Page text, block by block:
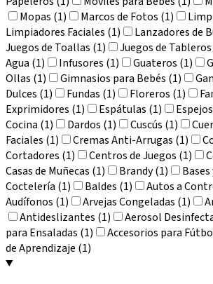
Mopas (1)
Marcos de Fotos (1)
Limpiadores Faciales (1)
Lanzadores de
Juegos de Toallas (1)
Juegos de
Agua (1)
Infusores (1) Guateros (1)
Ollas (1)
Gimnasios para Bebés (1)
Dulces (1)
Fundas (1) Floreros (1)
Exprimidores (1)
Espátulas (1)
Cocina (1)
Dardos (1) Cuscús (1)
Faciales (1)
Cremas Anti-Arrugas (1)
Cortadores (1)
Centros de Juegos (1)
Casas de Muñecas (1)
Brandy (1)
Coctelería (1)
Baldes (1)
Autos a
Audífonos (1)
Arvejas Congeladas (1)
Antideslizantes (1)
Aerosol
para Ensaladas (1)
Accesorios para
de Aprendizaje (1)